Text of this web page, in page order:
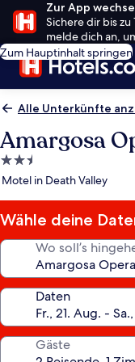
Zur App
Sichere dir bis
melde dich an,
Zum Hauptinhalt springen
Alle Unterkünfte
Amargosa
2.5-
Sterne-
Motel in Death Valley
Wähle deine
Wo soll’s
Daten
Gäste